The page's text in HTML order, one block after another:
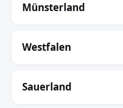
Münsterland
Westfalen
Sauerland